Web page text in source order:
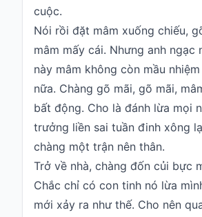
cuộc.
Nói rồi đặt mâm xuống chiếu,
mâm mấy cái. Nhưng anh ngạc
này mâm không còn mầu
nữa. Chàng gõ mãi, gõ mãi,
bất động. Cho là đánh lừa mọi
trưởng liền sai tuần đinh xông
chàng một trận nên thân.
Trở về nhà, chàng đốn củi bực
Chắc chỉ có con tinh nó lừa
mới xảy ra như thế. Cho nên